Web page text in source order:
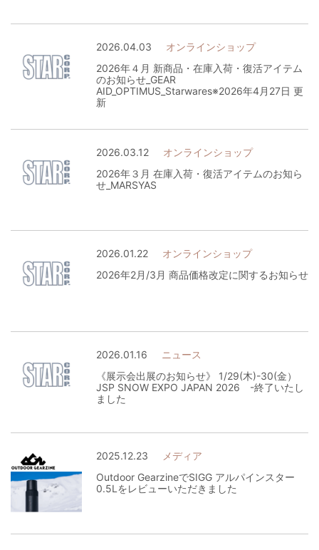
2026.04.03
オンラインショップ
2026年４月 新商品・在庫入荷・復活アイテム
のお知らせ_GEAR
AID_OPTIMUS_Starwares※2026年4月27日 更
新
2026.03.12
オンラインショップ
2026年３月 在庫入荷・復活アイテムのお知ら
せ_MARSYAS
2026.01.22
オンラインショップ
2026年2月/3月 商品価格改定に関するお知らせ
2026.01.16
ニュース
《展示会出展のお知らせ》 1/29(木)-30(金）
JSP SNOW EXPO JAPAN 2026 -終了いたし
ました
2025.12.23
メディア
Outdoor GearzineでSIGG アルパインスター
0.5Lをレビューいただきました